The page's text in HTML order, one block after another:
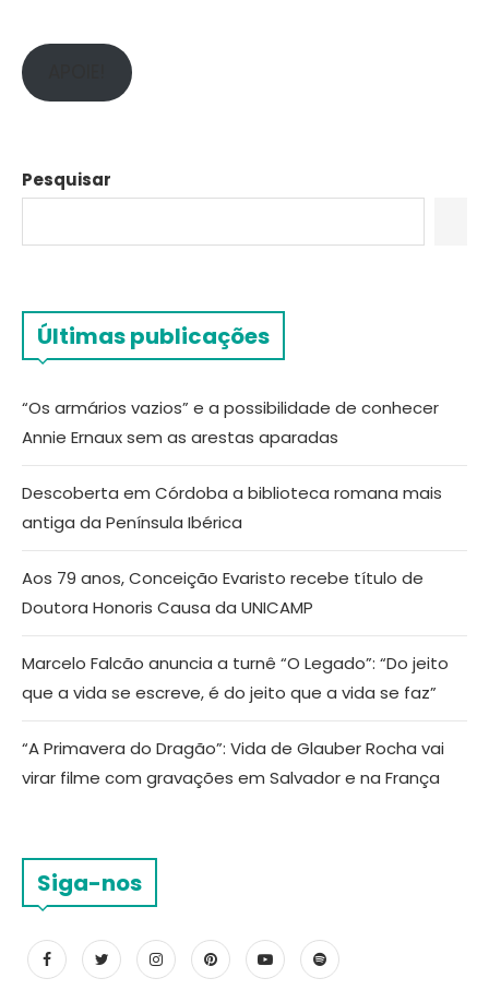
Pesquisar
Últimas publicações
“Os armários vazios” e a possibilidade de conhecer
Annie Ernaux sem as arestas aparadas
Descoberta em Córdoba a biblioteca romana mais
antiga da Península Ibérica
Aos 79 anos, Conceição Evaristo recebe título de
Doutora Honoris Causa da UNICAMP
Marcelo Falcão anuncia a turnê “O Legado”: “Do jeito
que a vida se escreve, é do jeito que a vida se faz”
“A Primavera do Dragão”: Vida de Glauber Rocha vai
virar filme com gravações em Salvador e na França
Siga-nos